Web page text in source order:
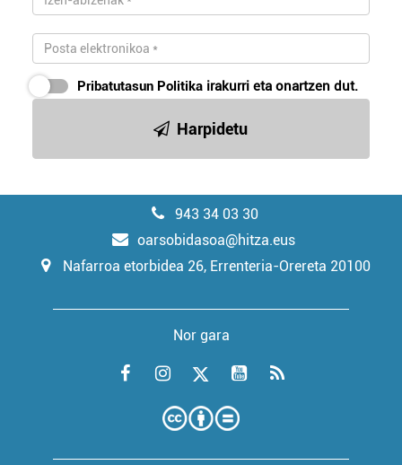
Pribatutasun Politika irakurri eta onartzen dut.
Harpidetu
943 34 03 30
oarsobidasoa@hitza.eus
Nafarroa etorbidea 26, Errenteria-Orereta 20100
Nor gara